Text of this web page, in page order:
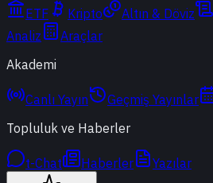
ETF
Kripto Altın & Döviz
Analiz
Araçlar
Akademi
Canlı Yayın Geçmiş Yayınlar
Topluluk ve Haberler
t-Chat Haberler Yazılar